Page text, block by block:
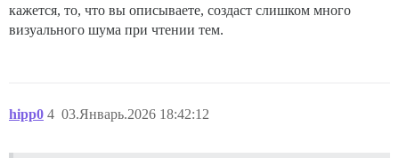
кажется, то, что вы описываете, создаст слишком много
визуального шума при чтении тем.
hipp0 03.Январь.2026 18:42:12
4